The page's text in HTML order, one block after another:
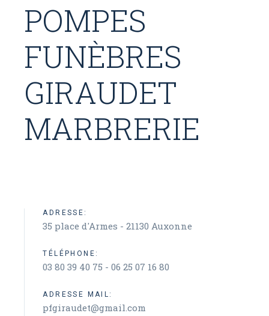
POMPES
FUNÈBRES
GIRAUDET
MARBRERIE
ADRESSE:
35 place d'Armes - 21130 Auxonne
TÉLÉPHONE:
03 80 39 40 75 - 06 25 07 16 80
ADRESSE MAIL:
pfgiraudet@gmail.com